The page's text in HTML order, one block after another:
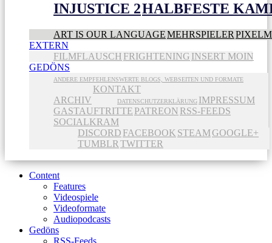
INJUSTICE 2HALBFESTE
ART IS OUR LANGUAGEMEHRSPIELER
EXTERN
FILMFLAUSCH FRIGHTENING INSERT MOIN
GEDÖNS
ANDERE EMPFEHLENSWERTE BLOGS, WEBSEITEN UND FORMATE
ARCHIV
KONTAKT
DATENSCHUTZERKLÄRUNG IMPRESSUM
GASTAUFTRITTE PATREON RSS-FEEDS
SOCIALKRAM
DISCORD FACEBOOK STEAMGOOGLE+
TUMBLR TWITTER
Content
Features
Videospiele
Videoformate
Audiopodcasts
Gedöns